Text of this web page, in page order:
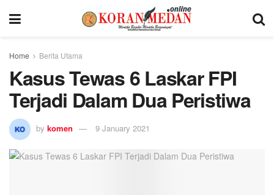
Home Berita Utama
Kasus Tewas 6 Laskar FPI
Terjadi Dalam Dua Peristiwa
by komen 9 January 2021